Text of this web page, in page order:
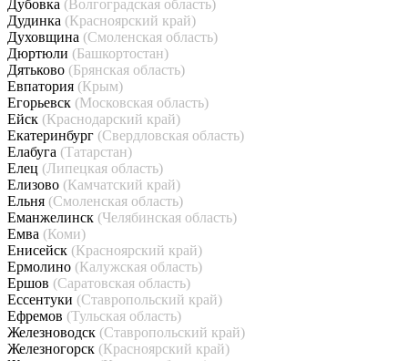
Дубовка (Волгоградская область)
Дудинка (Красноярский край)
Духовщина (Смоленская область)
Дюртюли (Башкортостан)
Дятьково (Брянская область)
Евпатория (Крым)
Егорьевск (Московская область)
Ейск (Краснодарский край)
Екатеринбург (Свердловская область)
Елабуга (Татарстан)
Елец (Липецкая область)
Елизово (Камчатский край)
Ельня (Смоленская область)
Еманжелинск (Челябинская область)
Емва (Коми)
Енисейск (Красноярский край)
Ермолино (Калужская область)
Ершов (Саратовская область)
Ессентуки (Ставропольский край)
Ефремов (Тульская область)
Железноводск (Ставропольский край)
Железногорск (Красноярский край)